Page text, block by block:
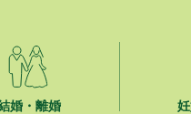
る応急手当に感謝状を贈呈しました
開業医等診療予定
婚・離婚